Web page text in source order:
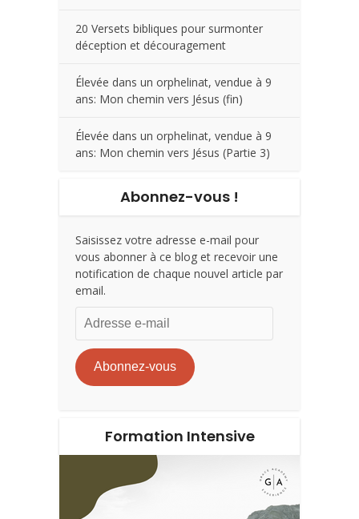
20 Versets bibliques pour surmonter
déception et découragement
Élevée dans un orphelinat, vendue à 9
ans: Mon chemin vers Jésus (fin)
Élevée dans un orphelinat, vendue à 9
ans: Mon chemin vers Jésus (Partie 3)
Abonnez-vous !
Saisissez votre adresse e-mail pour
vous abonner à ce blog et recevoir une
notification de chaque nouvel article par
email.
e-
mail
Abonnez-vous
Formation Intensive